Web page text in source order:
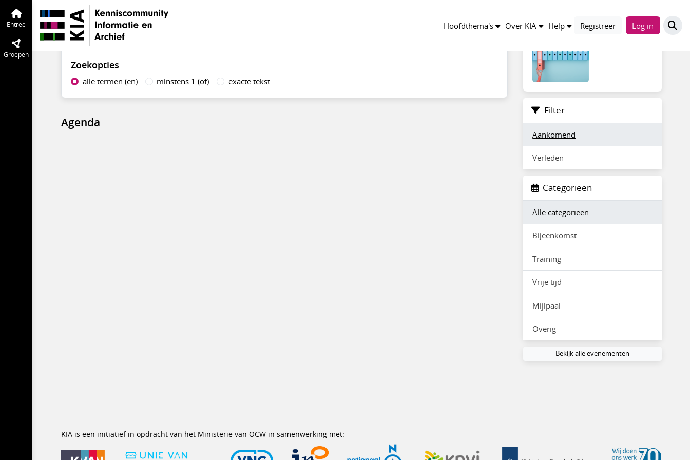
Hoofdthema's Over KIA Help Registreer Log in
Entree
Groepen
Waardering en selectie
Vind in agenda
Zoekopties
alle termen (en) minstens 1 (of) exacte tekst
Agenda
Filter
Aankomend
Verleden
Categorieën
Alle categorieën
Bijeenkomst
Training
Vrije tijd
Mijlpaal
Overig
Bekijk alle evenementen
KIA is een initiatief in opdracht van het Ministerie van OCW in samenwerking met: